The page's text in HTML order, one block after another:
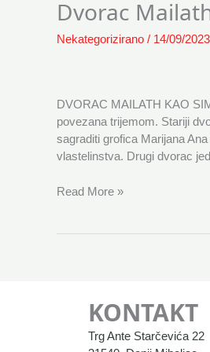
Dvorac
Nekategorizirano / 14/09/2023
DVORAC MAILATH KAO
povezana trijemom. Stariji
sagraditi grofica Marijana
vlastelinstva. Drugi dvorac
Mailath
u
knjigama
Read More »
KONTAKT
Trg Ante Starčevića 22